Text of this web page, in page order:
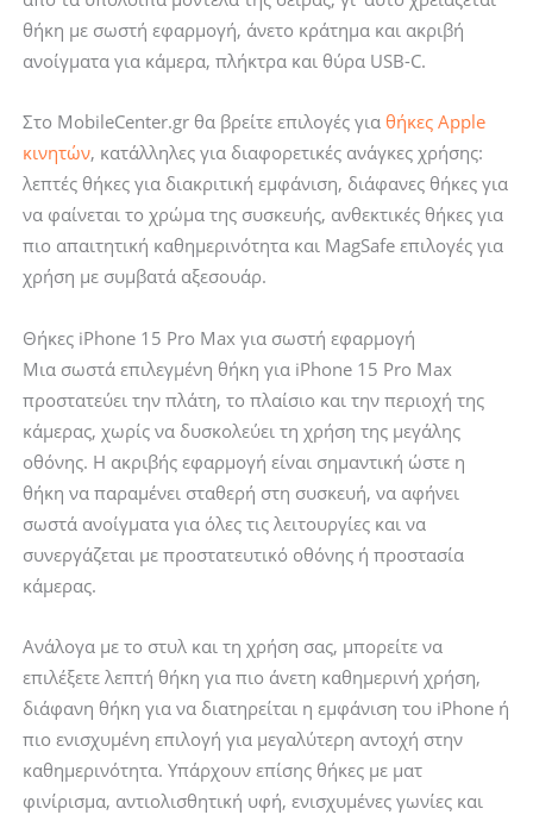
θήκη με σωστή εφαρμογή, άνετο κράτημα και ακριβή
ανοίγματα για κάμερα, πλήκτρα και θύρα USB-C.
Στο MobileCenter.gr θα βρείτε επιλογές για θήκες Apple
κινητών, κατάλληλες για διαφορετικές ανάγκες χρήσης:
λεπτές θήκες για διακριτική εμφάνιση, διάφανες θήκες για
να φαίνεται το χρώμα της συσκευής, ανθεκτικές θήκες για
πιο απαιτητική καθημερινότητα και MagSafe επιλογές για
χρήση με συμβατά αξεσουάρ.
Θήκες iPhone 15 Pro Max για σωστή εφαρμογή
Μια σωστά επιλεγμένη θήκη για iPhone 15 Pro Max
προστατεύει την πλάτη, το πλαίσιο και την περιοχή της
κάμερας, χωρίς να δυσκολεύει τη χρήση της μεγάλης
οθόνης. Η ακριβής εφαρμογή είναι σημαντική ώστε η
θήκη να παραμένει σταθερή στη συσκευή, να αφήνει
σωστά ανοίγματα για όλες τις λειτουργίες και να
συνεργάζεται με προστατευτικό οθόνης ή προστασία
κάμερας.
Ανάλογα με το στυλ και τη χρήση σας, μπορείτε να
επιλέξετε λεπτή θήκη για πιο άνετη καθημερινή χρήση,
διάφανη θήκη για να διατηρείται η εμφάνιση του iPhone ή
πιο ενισχυμένη επιλογή για μεγαλύτερη αντοχή στην
καθημερινότητα. Υπάρχουν επίσης θήκες με ματ
φινίρισμα, αντιολισθητική υφή, ενισχυμένες γωνίες και